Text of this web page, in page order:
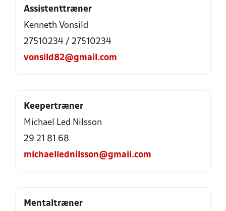
Assistenttræner
Kenneth Vonsild
27510234 / 27510234
vonsild82@gmail.com
Keepertræner
Michael Led Nilsson
29 21 81 68
michaellednilsson@gmail.com
Mentaltræner